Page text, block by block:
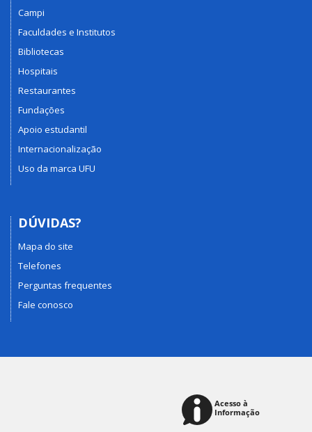
Campi
Faculdades e Institutos
Bibliotecas
Hospitais
Restaurantes
Fundações
Apoio estudantil
Internacionalização
Uso da marca UFU
DÚVIDAS?
Mapa do site
Telefones
Perguntas frequentes
Fale conosco